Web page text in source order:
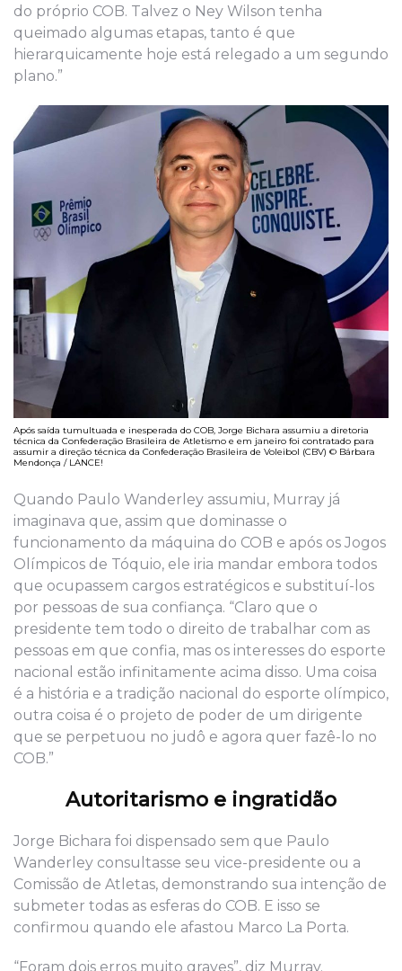
do próprio COB. Talvez o Ney Wilson tenha
queimado algumas etapas, tanto é que
hierarquicamente hoje está relegado a um segundo
plano.”
Após saída tumultuada e inesperada do COB, Jorge Bichara assumiu a diretoria
técnica da Confederação Brasileira de Atletismo e em janeiro foi contratado para
assumir a direção técnica da Confederação Brasileira de Voleibol (CBV) © Bárbara
Mendonça / LANCE!
Quando Paulo Wanderley assumiu, Murray já
imaginava que, assim que dominasse o
funcionamento da máquina do COB e após os Jogos
Olímpicos de Tóquio, ele iria mandar embora todos
que ocupassem cargos estratégicos e substituí-los
por pessoas de sua confiança. “Claro que o
presidente tem todo o direito de trabalhar com as
pessoas em que confia, mas os interesses do esporte
nacional estão infinitamente acima disso. Uma coisa
é a história e a tradição nacional do esporte olímpico,
outra coisa é o projeto de poder de um dirigente
que se perpetuou no judô e agora quer fazê-lo no
COB.”
Autoritarismo e ingratidão
Jorge Bichara foi dispensado sem que Paulo
Wanderley consultasse seu vice-presidente ou a
Comissão de Atletas, demonstrando sua intenção de
submeter todas as esferas do COB. E isso se
confirmou quando ele afastou Marco La Porta.
“Foram dois erros muito graves”, diz Murray.